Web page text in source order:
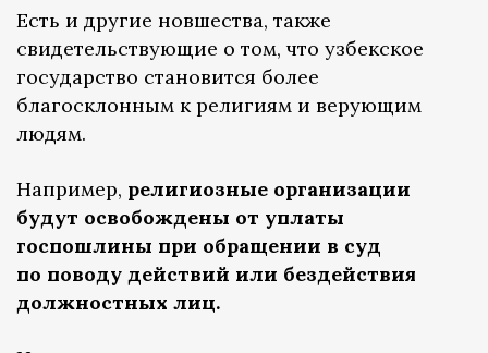
Есть и другие новшества, также
свидетельствующие о том, что узбекское
государство становится более
благосклонным к религиям и верующим
людям.
Например, религиозные организации
будут освобождены от уплаты
госпошлины при обращении в суд
по поводу действий или бездействия
должностных лиц.